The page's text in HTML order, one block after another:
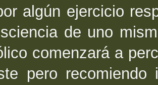
algún ejercicio
de uno
comenzará a
pero